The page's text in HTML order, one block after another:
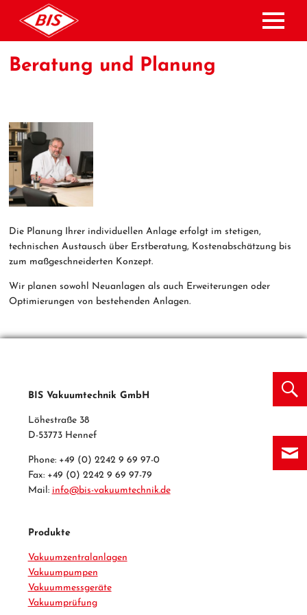
Beratung und Planung
Die Planung Ihrer individuellen Anlage erfolgt im stetigen,
technischen Austausch über Erstberatung, Kostenabschätzung bis
zum maßgeschneiderten Konzept.
Wir planen sowohl Neuanlagen als auch Erweiterungen oder
Optimierungen von bestehenden Anlagen.
BIS Vakuumtechnik GmbH
Löhestraße 38
D-53773 Hennef
Phone: +49 (0) 2242 9 69 97-0
Fax: +49 (0) 2242 9 69 97-79
Mail: info@bis-vakuumtechnik.de
Produkte
Vakuumzentralanlagen
Vakuumpumpen
Vakuummessgeräte
Vakuumprüfung
Vakuummessgeräte
Vakuumprüfung
Vakuumzentralanlagen
Entwicklung der Vakuumversorgung